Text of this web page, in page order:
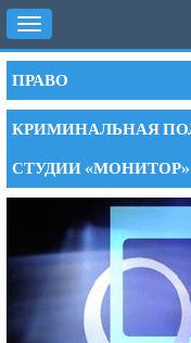
Toggle
navigation
ПРАВО
КРИМИНАЛЬНАЯ
СТУДИИ «МОНИТОР»